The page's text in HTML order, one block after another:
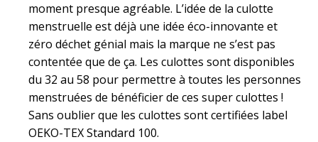
moment presque agréable. L’idée de la culotte
menstruelle est déjà une idée éco-innovante et
zéro déchet génial mais la marque ne s’est pas
contentée que de ça. Les culottes sont disponibles
du 32 au 58 pour permettre à toutes les personnes
menstruées de bénéficier de ces super culottes !
Sans oublier que les culottes sont certifiées label
OEKO-TEX Standard 100.